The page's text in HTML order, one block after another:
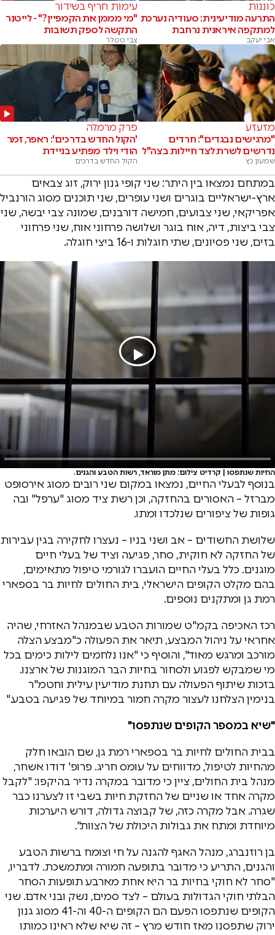
כוננות
התרעה מודיעינית: סעודיה נערכת
למתקפה איראנית נרחבת
אבי יעקב
עימות חריף בשידור
"מי מממן את הקמפיין?" - לייטנר
התקשה לספק תשובות
צבי טסלר
מזעזע
"מרגישים נבגדים": חרדים
נדרשים לשרת לצד חיילות בצה"ל
שמעון כץ
פרק מרמלה
'הקול החדש בדרכים': ראפר, זמר
הודי וילד מפתיע בניידת
הקול החדש בדרכים
במתחם נמצאו בין היתר: שני קופי גנון ירוק, זוג צבאים
ארץ-ישראליים בוגרים ושני עופרים, שני תוכנים מסוג הורנביל
אפריקאי, שני צבועים, חמישה דורבנים, שמונה צבי יבשה, שני
צבי ביצות, דיה, אוח בוגר ושלושה פרחוני אוח, שני פרחוני
בזים, שני פסיונים, שתי חוגלות ו-16 ביצי חוגלה.
החיות שנתפסו | קרדיט צילום: מתן מוראד, רשות הטבע והגנים.
בנוסף לבעלי החיים, נמצאו במקום שני רובים מסוג אירסופט
מברזל – האסורים בהחזקה, וכן רשת ציד מסוג "ערפל" ובה
גופות של ציפורים שנלכדו ומתו.
שלושת החשודים – אב ושני בניו – נעצרו לחקירה בגין עבירות
של החזקה לא חוקית, סחר, פגיעה וציד של בעלי חיים
מוגנים. כלל בעלי החיים הועברו לגורמי טיפול מתאימים,
בהם מקלט הקופים הישראלי, בית החולים לחיות בר בספארי
רמת גן ומתקנים נוספים.
רכז האכיפה בקמ"ט שמורות הטבע שבמנהל האזרחי, שהיה
אחראי על ניהול המבצע, תיאר את הפעולה כ"מבצע הצלה
מורכב ומרגש מאוד", והוסיף כי "אנו נלחמים לילות כימים בכל
מי שמבקש לפגוע ולסחור בחיות הבר המוגנות של ארצנו.
בזכות שיתוף הפעולה עם תחנת מודיעין עילית וחטמ"ר
בנימין הצלחנו לעצור מקרה חמור במיוחד של פגיעה בטבע."
"שיא במספר הקופים שנתפסו"
בבית החולים לחיות בר בספארי רמת גן, שם הובאו חלק
מהחיות לטיפול, מדווחים על עומס חריג. פרופ' דודו אשחר,
מנהל בית החולים, ציין כי מדובר במקרה נדיר בהיקפו: "לקבל
מקרה אחד או שניים של החזקת חיות בשבי זו לצערנו כבר
שגרה. אבל מקרה כזה, של קבוצה גדולה, דורש היערכות
מיוחדת ומתח את גבולות היכולת של הצוות".
בן רוזנברג, מנהל האגף להגנה על חי וצומח ברשות הטבע
והגנים, התריע כי מדובר בתופעה חמורה ומתמשכת. לדבריו,
"סחר לא חוקי בחיות בר היא אחת מארבע תופעות הסחר
הבלתי חוקי הגדולות בעולם – לצד סמים, נשק ובני אדם. שני
הקופים שנתפסו הפעם הם הקופים ה-40 וה-41 מסוג גנון
ירוק שתפסנו מאז חודש מרץ – זה שיא שלא ראינו כמותו